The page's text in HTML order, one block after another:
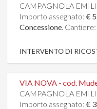
CAMPAGNOLA
Importo assegnato: €
Concessione. Cantiere:
INTERVENTO DI
VIA NOVA - cod.
CAMPAGNOLA
Importo assegnato: €